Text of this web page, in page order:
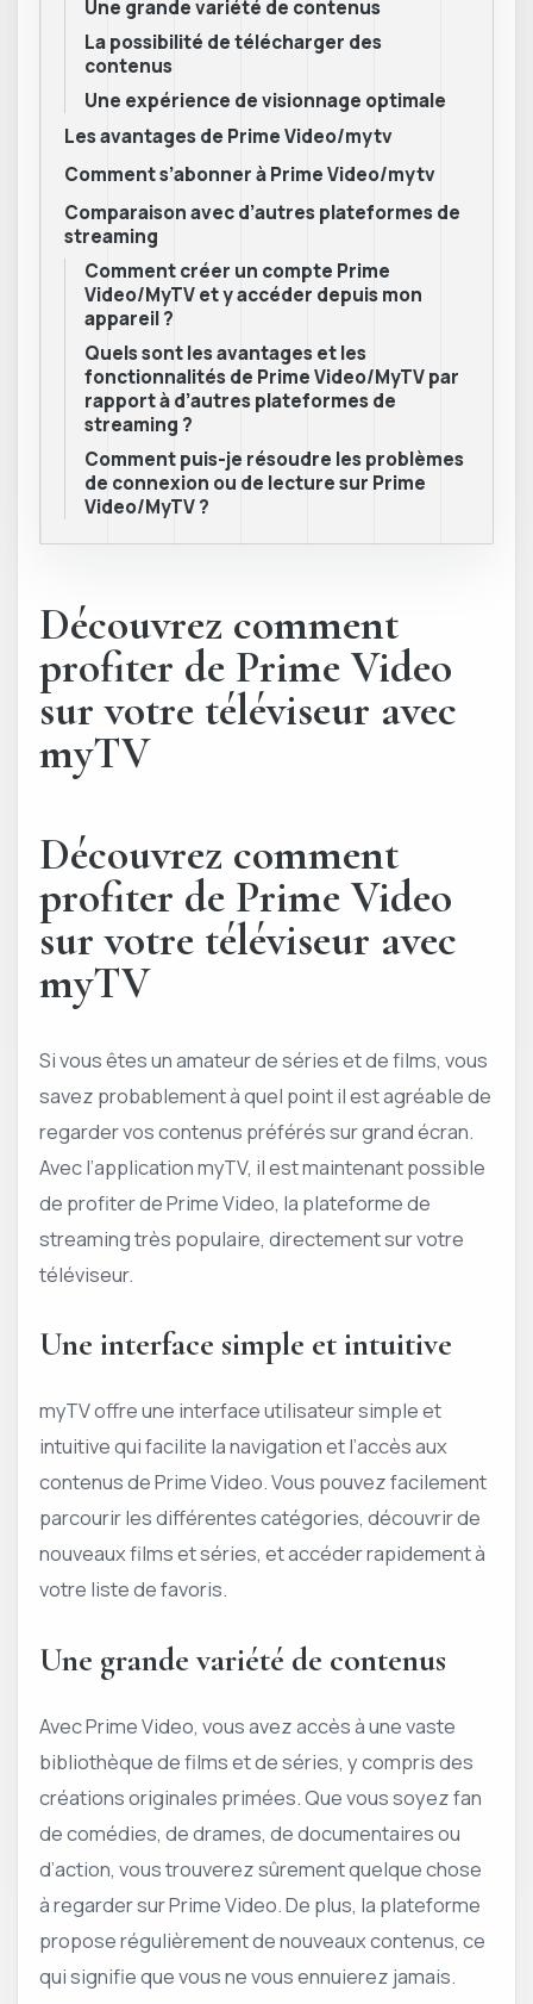
Une grande variété de contenus
La possibilité de télécharger des
contenus
Une expérience de visionnage optimale
Les avantages de Prime Video/mytv
Comment s’abonner à Prime Video/mytv
Comparaison avec d’autres plateformes de
streaming
Comment créer un compte Prime
Video/MyTV et y accéder depuis mon
appareil ?
Quels sont les avantages et les
fonctionnalités de Prime Video/MyTV par
rapport à d’autres plateformes de
streaming ?
Comment puis-je résoudre les problèmes
de connexion ou de lecture sur Prime
Video/MyTV ?
Découvrez comment
profiter de Prime Video
sur votre téléviseur avec
myTV
Découvrez comment
profiter de Prime Video
sur votre téléviseur avec
myTV
Si vous êtes un amateur de séries et de films, vous
savez probablement à quel point il est agréable de
regarder vos contenus préférés sur grand écran.
Avec l’application myTV, il est maintenant possible
de profiter de Prime Video, la plateforme de
streaming très populaire, directement sur votre
téléviseur.
Une interface simple et intuitive
myTV offre une interface utilisateur simple et
intuitive qui facilite la navigation et l’accès aux
contenus de Prime Video. Vous pouvez facilement
parcourir les différentes catégories, découvrir de
nouveaux films et séries, et accéder rapidement à
votre liste de favoris.
Une grande variété de contenus
Avec Prime Video, vous avez accès à une vaste
bibliothèque de films et de séries, y compris des
créations originales primées. Que vous soyez fan
de comédies, de drames, de documentaires ou
d’action, vous trouverez sûrement quelque chose
à regarder sur Prime Video. De plus, la plateforme
propose régulièrement de nouveaux contenus, ce
qui signifie que vous ne vous ennuierez jamais.